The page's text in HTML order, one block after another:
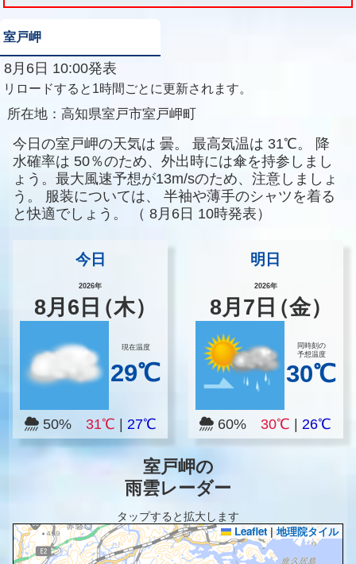
室戸岬
8月6日 10:00発表
リロードすると1時間ごとに更新されます。
所在地： 高知県室戸市室戸岬町
今日の室戸岬の天気は 曇。 最高気温は 31℃。
降
水確率は 50％のため、外出時には傘を持参しまし
ょう。最大風速予想が13m/sのため、注意しましょ
う。
服装については、
半袖や薄手のシャツを着る
と快適でしょう。
（ 8月6日 10時発表）
今日
2026年
8月 6 日（木）
現在温度
29℃
50% 31℃ 27℃
明日
2026年
8月 7 日（金）
同時刻の
予想温度
30℃
60% 30℃ |26℃
室戸岬の
雨雲レーダー
タップすると拡大します
Leaflet | 地理院タイル